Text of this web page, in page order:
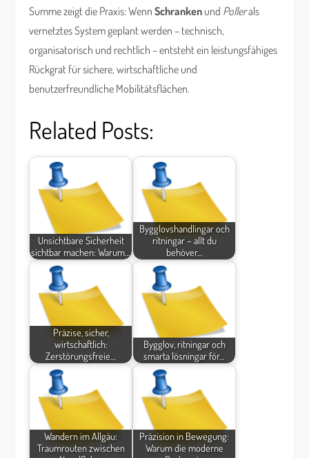
Summe zeigt die Praxis: WennSchranken und Pollerals
vernetztes System geplant werden – technisch,
organisatorisch und rechtlich – entsteht ein leistungsfähiges
Rückgrat für sichere, wirtschaftliche und
benutzerfreundliche Mobilitätsflächen.
Related Posts:
Unsichtbare Sicherheit
sichtbar machen: Warum…
Bygglovshandlingar och
ritningar – allt du
behöver…
Präzise, sicher,
wirtschaftlich:
Zerstörungsfreie…
Bygglov, ritningar och
smarta lösningar för…
Wandern im Allgäu:
Traumrouten zwischen
Präzision in Bewegung:
Warum die moderne